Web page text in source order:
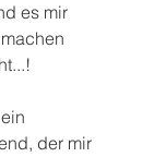
es mir
der mir